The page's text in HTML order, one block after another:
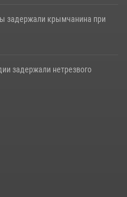
задержали крымчанина при
задержали нетрезвого